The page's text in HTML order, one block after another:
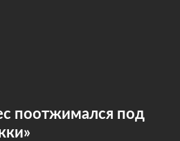
поотжимался под